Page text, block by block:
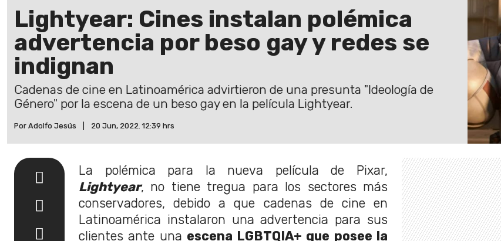
Lightyear: Cines instalan polémica
advertencia por beso gay y redes se
indignan
Cadenas de cine en Latinoamérica advirtieron de una presunta "Ideología de
Género" por la escena de un beso gay en la película Lightyear.
Por Adolfo Jesús 20 Jun, 2022. 12:39 hrs
La polémica para la nueva película de Pixar,
Lightyear, no tiene tregua para los sectores más
conservadores, debido a que cadenas de cine en
Latinoamérica instalaron una advertencia para sus
clientes ante una escena LGBTQIA+ que posee la